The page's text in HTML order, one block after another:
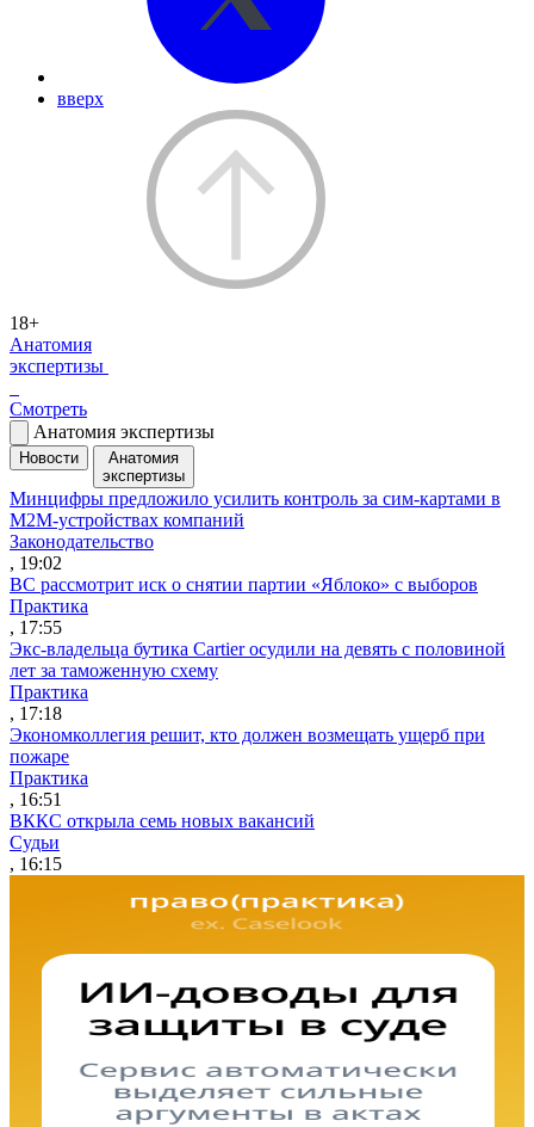
вверх
18+
Анатомия
экспертизы
Смотреть
Анатомия экспертизы
Новости
Анатомия
экспертизы
Минцифры предложило усилить контроль за сим-картами в
M2M-устройствах компаний
Законодательство
, 19:02
ВС рассмотрит иск о снятии партии «Яблоко» с выборов
Практика
, 17:55
Экс-владельца бутика Cartier осудили на девять с половиной
лет за таможенную схему
Практика
, 17:18
Экономколлегия решит, кто должен возмещать ущерб при
пожаре
Практика
, 16:51
ВККС открыла семь новых вакансий
Судьи
, 16:15